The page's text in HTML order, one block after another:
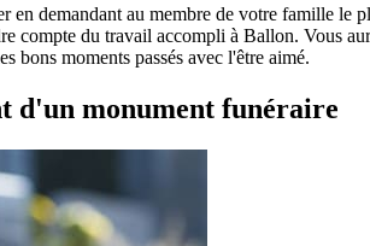
demandant au membre de votre famille
compte du travail accompli à Ballon. Vous
bons moments passés avec l'être aimé.
d'un monument funéraire